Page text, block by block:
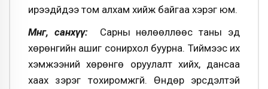
ирээдүйдээ том алхам хийж байгаа хэрэг юм.
Мөнгө, санхүү:
Сарны нөлөөллөөс таны эд
хөрөнгийн ашиг сонирхол буурна. Тиймээс их
хэмжээний хөрөнгө оруулалт хийх, дансаа
хаах зэрэг тохиромжгүй. Өндөр эрсдэлтэй